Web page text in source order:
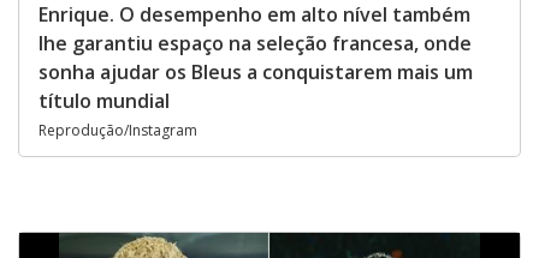
Enrique. O desempenho em alto nível também
lhe garantiu espaço na seleção francesa, onde
sonha ajudar os Bleus a conquistarem mais um
título mundial
Reprodução/Instagram